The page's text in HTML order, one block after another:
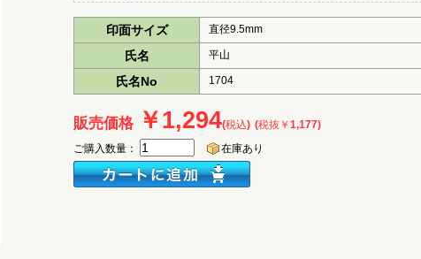
印面サイズ 直径9.5mm
氏名 平山
氏名No 1704
販売価格 ￥1,294(税込) (税抜￥1,177)
ご購入数量： 在庫あり